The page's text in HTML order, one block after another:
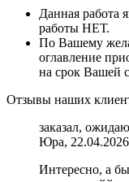
Данная работа
работы НЕТ.
По Вашему
оглавление
на срок Вашей
Отзывы наших
заказал, ожидаю
Юра, 22.04.2026
Интересно, а